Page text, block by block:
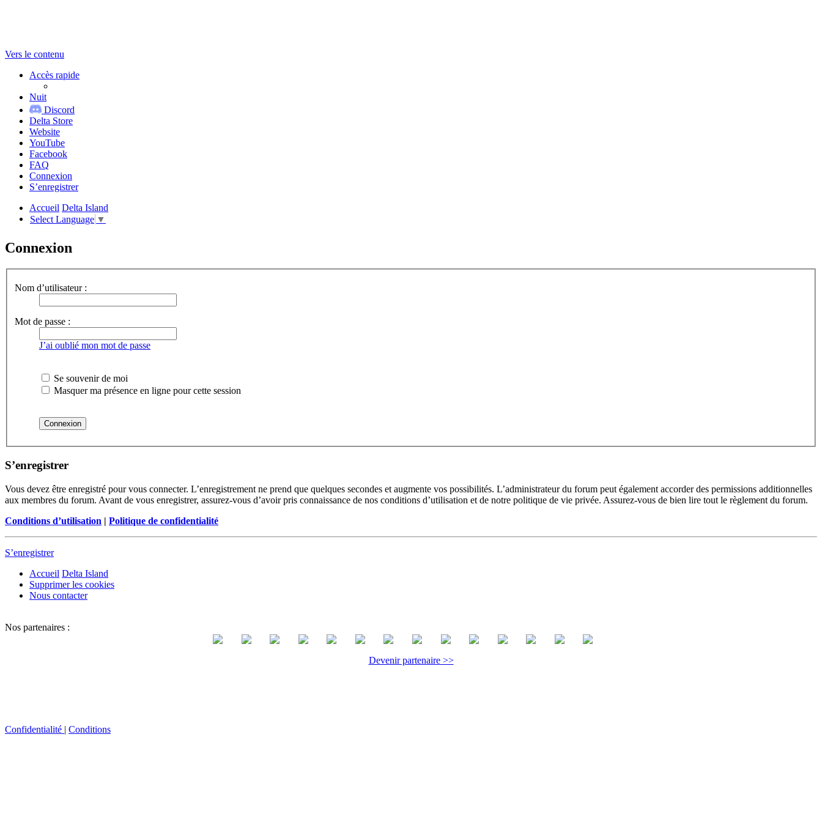
Vers le contenu
Accès rapide
Nuit
Discord
Delta Store
Website
YouTube
Facebook
FAQ
Connexion
S’enregistrer
Accueil Delta Island
Select Language ▼
Connexion
Nom d’utilisateur :
Mot de passe :
J’ai oublié mon mot de passe
Se souvenir de moi
Masquer ma présence en ligne pour cette session
S’enregistrer
Vous devez être enregistré pour vous connecter. L’enregistrement ne prend que quelques secondes et augmente vos possibilités. L’administrateur du forum peut également accorder des permissions additionnelles
aux membres du forum. Avant de vous enregistrer, assurez-vous d’avoir pris connaissance de nos conditions d’utilisation et de notre politique de vie privée. Assurez-vous de bien lire tout le règlement du forum.
Conditions d’utilisation | Politique de confidentialité
S’enregistrer
Accueil Delta Island
Supprimer les cookies
Nous contacter
Nos partenaires :
Devenir partenaire >>
Confidentialité Conditions